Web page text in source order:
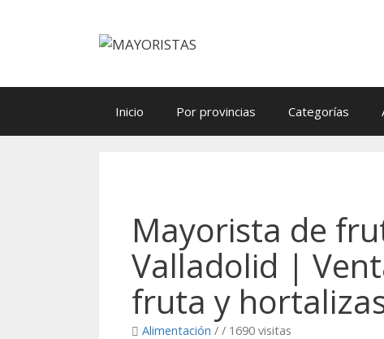
Inicio Por provincias Categorías
Mayorista de
Valladolid |
fruta y
Alimentación / / 1690 visitas